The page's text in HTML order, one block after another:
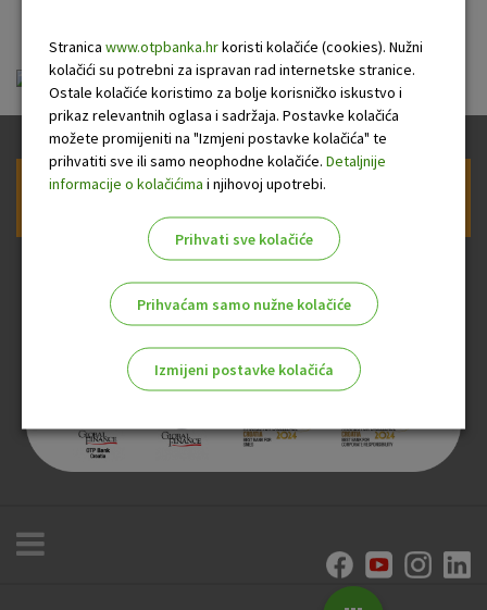
O nama OTP Dnevno financijsko izvješće.pdf
Prijava na newsletter OTP banke
Stranica www.otpbanka.hrkoristi kolačiće (cookies). Nužni
kolačići su potrebni za ispravan rad internetske stranice.
Ostale kolačiće koristimo za bolje korisničko iskustvo i
prikaz relevantnih oglasa i sadržaja. Postavke kolačića
možete promijeniti na "Izmjeni postavke kolačića" te
prihvatiti sve ili samo neophodne kolačiće. Detaljnije
informacije o kolačićima i njihovoj upotrebi.
Prihvati sve kolačiće
Prihvaćam samo nužne kolačiće
Izmijeni postavke kolačića
Nužni kolačići